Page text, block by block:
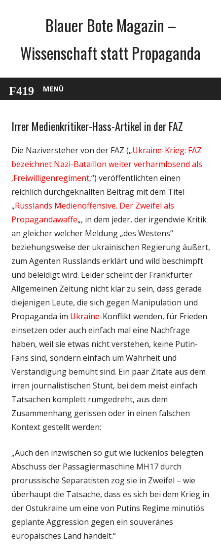
Blauer Bote Magazin –
Wissenschaft statt Propaganda
MENÜ
Gesellschaft
Medien
Politik
Webfundstück
Wissenschaft
Irrer Medienkritiker-Hass-Artikel in der FAZ
Die Naziversteher von der FAZ („Ukraine-Krieg: FAZ
bezeichnet Nazi-Bataillon weiter verharmlosend als
‚Freiwilligenregiment‚“) veröffentlichten einen
reichlich durchgeknallten Beitrag mit dem Titel
„Russlands Medienoffensive. Der Zweifel als
Propagandawaffe„, in dem jeder, der irgendwie Kritik
an gleicher welcher Meldung „des Westens“
beziehungsweise der ukrainischen Regierung äußert,
zum Agenten Russlands erklärt und wild beschimpft
und beleidigt wird. Leider scheint der Frankfurter
Allgemeinen Zeitung nicht klar zu sein, dass gerade
diejenigen Leute, die sich gegen Manipulation und
Propaganda im Ukraine-Konflikt wenden, für Frieden
einsetzen oder auch einfach mal eine Nachfrage
haben, weil sie etwas nicht verstehen, keine Putin-
Fans sind, sondern einfach um Wahrheit und
Verständigung bemüht sind. Ein paar Zitate aus dem
irren journalistischen Stunt, bei dem meist einfach
Tatsachen komplett rumgedreht, aus dem
Zusammenhang gerissen oder in einen falschen
Kontext gestellt werden:
„Auch den inzwischen so gut wie lückenlos belegten
Abschuss der Passagiermaschine MH17 durch
prorussische Separatisten zog sie in Zweifel – wie
überhaupt die Tatsache, dass es sich bei dem Krieg in
der Ostukraine um eine von Putins Regime minutiös
geplante Aggression gegen ein souveränes
europäisches Land handelt.“